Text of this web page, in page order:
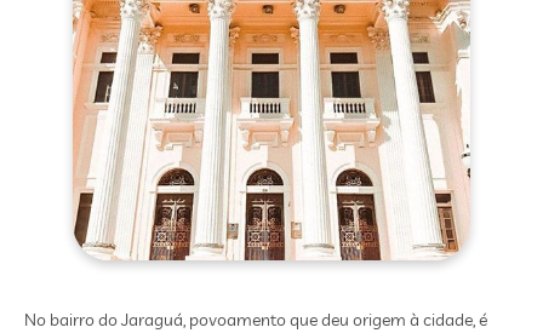
No bairro do Jaraguá, povoamento que deu origem à cidade, é